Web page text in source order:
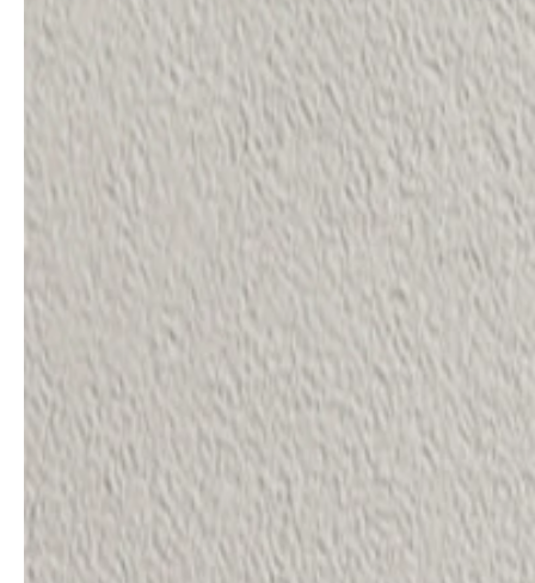
Samples & Lookbook
Downloads
Materialien & Reinigung
Our story
Sustainability
Presse
professionals
Architekten & Bauträger
SHK & Handwerk
stories
News & Stories